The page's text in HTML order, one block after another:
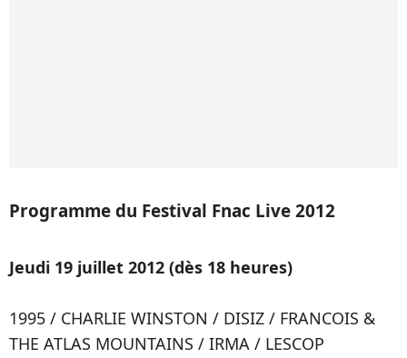
Programme du Festival Fnac Live 2012
Jeudi 19 juillet 2012 (dès 18 heures)
1995 / CHARLIE WINSTON / DISIZ / FRANCOIS &
THE ATLAS MOUNTAINS / IRMA / LESCOP